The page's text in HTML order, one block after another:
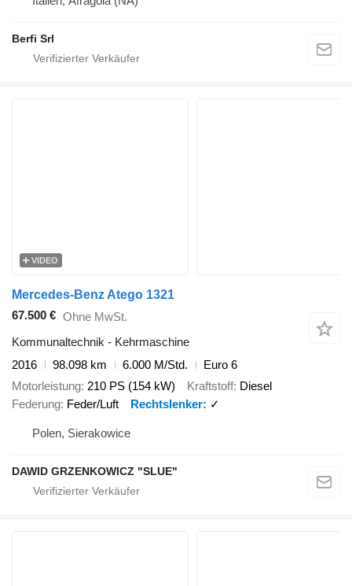
Berfi Srl
VIDEO
Mercedes-Benz Atego 1321
67.500 € Ohne MwSt.
Kommunaltechnik - Kehrmaschine
2016
98.098 km 6.000 M/Std.
Euro 6
Motorleistung 210 PS (154 kW) Kraftstoff Diesel
Federung Feder/Luft Rechtslenker ✓
Polen, Sierakowice
DAWID GRZENKOWICZ "SLUE"